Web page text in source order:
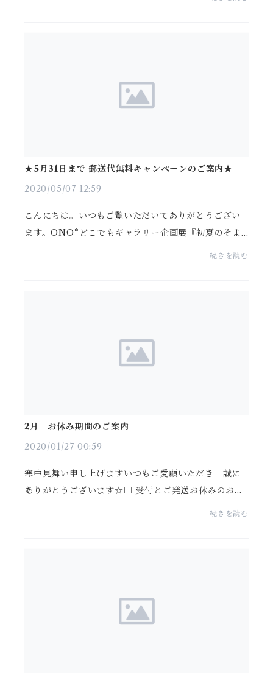
★5月31日まで 郵送代無料キャンペーンのご案内★
2020/05/07 12:59
こんにちは。いつもご覧いただいてありがとうござい
ます。ONO*どこでもギャラリー企画展『初夏のそよ
かぜ』 ◇◆◇ 外出自粛期間延長 特別企画 ◇◆◇5
続きを読む
2月 お休み期間のご案内
2020/01/27 00:59
寒中見舞い申し上げますいつもご愛顧いただき 誠に
ありがとうございます☆□ 受付とご発送お休みのお知
らせ □ 2月の下記の期間 店主不在の為OnlineShop
続きを読む